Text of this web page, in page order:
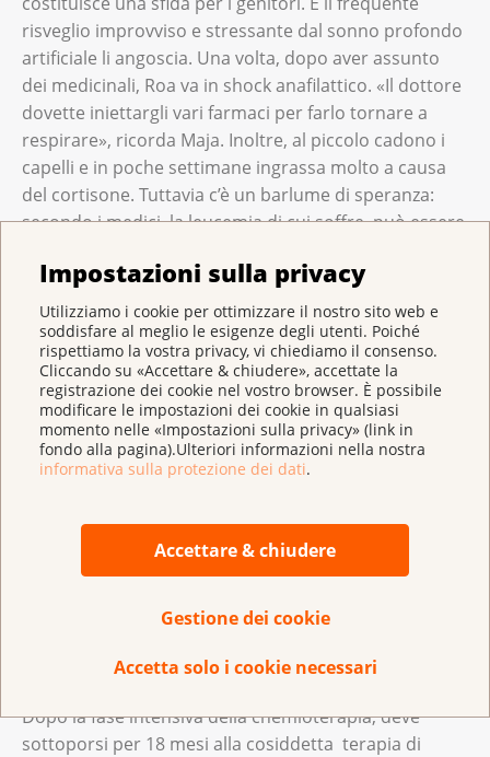
Impostazioni sulla privacy
Utilizziamo i cookie per ottimizzare il nostro sito web e
soddisfare al meglio le esigenze degli utenti. Poiché
rispettiamo la vostra privacy, vi chiediamo il consenso.
Cliccando su «Accettare & chiudere», accettate la
registrazione dei cookie nel vostro browser. È possibile
modificare le impostazioni dei cookie in qualsiasi
momento nelle «Impostazioni sulla privacy» (link in
fondo alla pagina).Ulteriori informazioni nella nostra
informativa sulla protezione dei dati.
Accettare & chiudere
Gestione dei cookie
Accetta solo i cookie necessari
risveglio improvviso e stressante dal sonno profondo
artificiale li angoscia. Una volta, dopo aver assunto
dei medicinali, Roa va in shock anafilattico. «Il dottore
dovette iniettargli vari farmaci per farlo tornare a
respirare», ricorda Maja. Inoltre, al piccolo cadono i
capelli e in poche settimane ingrassa molto a causa
del cortisone. Tuttavia c’è un barlume di speranza:
secondo i medici, la leucemia di cui soffre può essere
buone.
Siccome i genitori e la nonna Marika restano in
ospedale notte e giorno, sono la bisnonna e la sua
badante a prendersi cura del fratellino Milo di appena
sei mesi.
Quattro anni dopo nasce anche una sorellina, di
nome Lynn. Per anni Maja ha avuto paura che anche
«Ogni volta che uno dei miei bambini appariva pallido
o molto stanco, andavo in panico. Spesso ho temuto
Spätzli, bici e moto
Dopo la fase intensiva della chemioterapia, deve
sottoporsi per 18 mesi alla cosiddetta terapia di